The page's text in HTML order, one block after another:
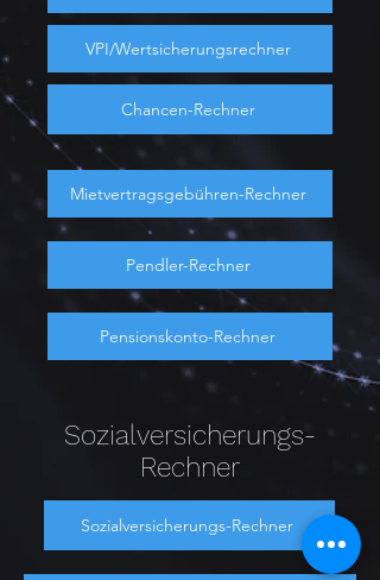
VPI/Wertsicherungsrechner
Chancen-Rechner
Mietvertragsgebühren-Rechner
Pendler-Rechner
Pensionskonto-Rechner
Sozialversicherungs-
Rechner
Sozialversicherungs-Rechner